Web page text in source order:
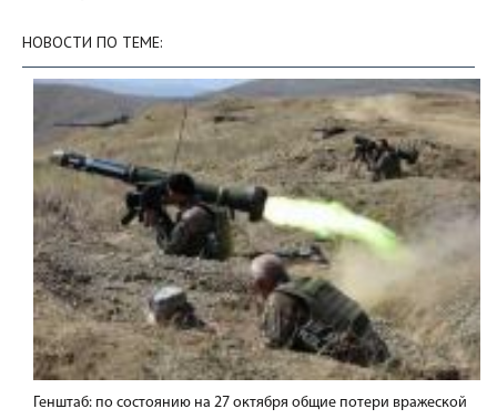
НОВОСТИ ПО ТЕМЕ:
Генштаб: по состоянию на 27 октября общие потери вражеской